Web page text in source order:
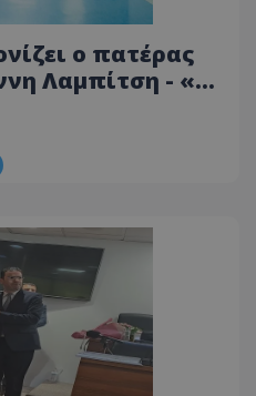
ο πατέρας
Λαμπίτση - «Θα